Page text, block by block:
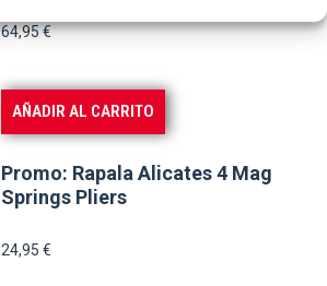
64,95€
AÑADIR AL CARRITO
Promo: Rapala Alicates 4 Mag
Springs Pliers
24,95 €